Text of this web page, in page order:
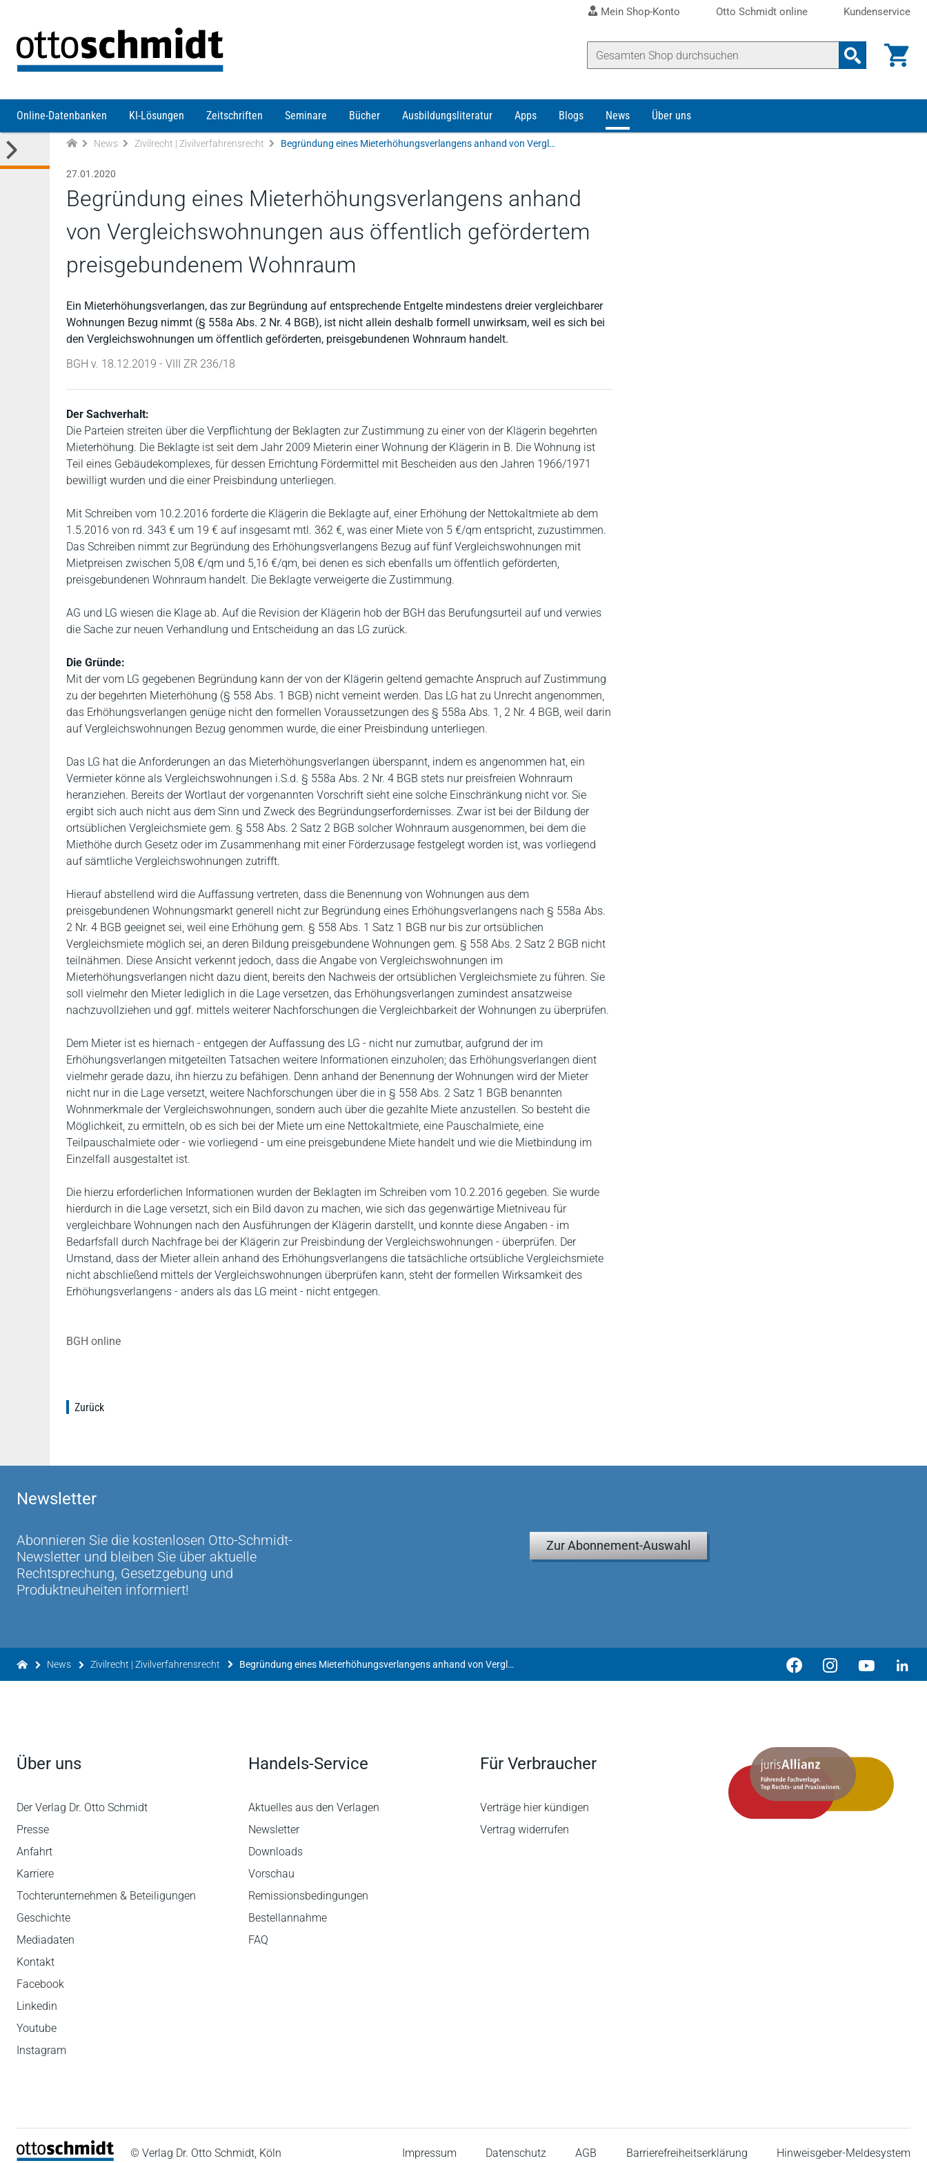
Mein Shop-Konto Otto Schmidt online Kundenservice
Online-Datenbanken KI-Lösungen Zeitschriften Seminare Bücher Ausbildungsliteratur Apps Blogs News Über uns
News Zivilrecht | Zivilverfahrensrecht Begründung eines Mieterhöhungsverlangens anhand von Vergleichswohnungen aus öffentlich gefördertem preisgebundenem Wohnraum
27.01.2020
Begründung eines Mieterhöhungsverlangens anhand
von Vergleichswohnungen aus öffentlich gefördertem
preisgebundenem Wohnraum
Ein Mieterhöhungsverlangen, das zur Begründung auf entsprechende Entgelte mindestens dreier vergleichbarer
Wohnungen Bezug nimmt (§ 558a Abs. 2 Nr. 4 BGB), ist nicht allein deshalb formell unwirksam, weil es sich bei
den Vergleichswohnungen um öffentlich geförderten, preisgebundenen Wohnraum handelt.
BGH v. 18.12.2019 - VIII ZR 236/18
Der Sachverhalt:
Die Parteien streiten über die Verpflichtung der Beklagten zur Zustimmung zu einer von der Klägerin begehrten
Mieterhöhung. Die Beklagte ist seit dem Jahr 2009 Mieterin einer Wohnung der Klägerin in B. Die Wohnung ist
Teil eines Gebäudekomplexes, für dessen Errichtung Fördermittel mit Bescheiden aus den Jahren 1966/1971
bewilligt wurden und die einer Preisbindung unterliegen.
Mit Schreiben vom 10.2.2016 forderte die Klägerin die Beklagte auf, einer Erhöhung der Nettokaltmiete ab dem
1.5.2016 von rd. 343 € um 19 € auf insgesamt mtl. 362 €, was einer Miete von 5 €/qm entspricht, zuzustimmen.
Das Schreiben nimmt zur Begründung des Erhöhungsverlangens Bezug auf fünf Vergleichswohnungen mit
Mietpreisen zwischen 5,08 €/qm und 5,16 €/qm, bei denen es sich ebenfalls um öffentlich geförderten,
preisgebundenen Wohnraum handelt. Die Beklagte verweigerte die Zustimmung.
AG und LG wiesen die Klage ab. Auf die Revision der Klägerin hob der BGH das Berufungsurteil auf und verwies
die Sache zur neuen Verhandlung und Entscheidung an das LG zurück.
Die Gründe:
Mit der vom LG gegebenen Begründung kann der von der Klägerin geltend gemachte Anspruch auf Zustimmung
zu der begehrten Mieterhöhung (§ 558 Abs. 1 BGB) nicht verneint werden. Das LG hat zu Unrecht angenommen,
das Erhöhungsverlangen genüge nicht den formellen Voraussetzungen des § 558a Abs. 1, 2 Nr. 4 BGB, weil darin
auf Vergleichswohnungen Bezug genommen wurde, die einer Preisbindung unterliegen.
Das LG hat die Anforderungen an das Mieterhöhungsverlangen überspannt, indem es angenommen hat, ein
Vermieter könne als Vergleichswohnungen i.S.d. § 558a Abs. 2 Nr. 4 BGB stets nur preisfreien Wohnraum
heranziehen. Bereits der Wortlaut der vorgenannten Vorschrift sieht eine solche Einschränkung nicht vor. Sie
ergibt sich auch nicht aus dem Sinn und Zweck des Begründungserfordernisses. Zwar ist bei der Bildung der
ortsüblichen Vergleichsmiete gem. § 558 Abs. 2 Satz 2 BGB solcher Wohnraum ausgenommen, bei dem die
Miethöhe durch Gesetz oder im Zusammenhang mit einer Förderzusage festgelegt worden ist, was vorliegend
auf sämtliche Vergleichswohnungen zutrifft.
Hierauf abstellend wird die Auffassung vertreten, dass die Benennung von Wohnungen aus dem
preisgebundenen Wohnungsmarkt generell nicht zur Begründung eines Erhöhungsverlangens nach § 558a Abs.
2 Nr. 4 BGB geeignet sei, weil eine Erhöhung gem. § 558 Abs. 1 Satz 1 BGB nur bis zur ortsüblichen
Vergleichsmiete möglich sei, an deren Bildung preisgebundene Wohnungen gem. § 558 Abs. 2 Satz 2 BGB nicht
teilnähmen. Diese Ansicht verkennt jedoch, dass die Angabe von Vergleichswohnungen im
Mieterhöhungsverlangen nicht dazu dient, bereits den Nachweis der ortsüblichen Vergleichsmiete zu führen. Sie
soll vielmehr den Mieter lediglich in die Lage versetzen, das Erhöhungsverlangen zumindest ansatzweise
nachzuvollziehen und ggf. mittels weiterer Nachforschungen die Vergleichbarkeit der Wohnungen zu überprüfen.
Dem Mieter ist es hiernach - entgegen der Auffassung des LG - nicht nur zumutbar, aufgrund der im
Erhöhungsverlangen mitgeteilten Tatsachen weitere Informationen einzuholen; das Erhöhungsverlangen dient
vielmehr gerade dazu, ihn hierzu zu befähigen. Denn anhand der Benennung der Wohnungen wird der Mieter
nicht nur in die Lage versetzt, weitere Nachforschungen über die in § 558 Abs. 2 Satz 1 BGB benannten
Wohnmerkmale der Vergleichswohnungen, sondern auch über die gezahlte Miete anzustellen. So besteht die
Möglichkeit, zu ermitteln, ob es sich bei der Miete um eine Nettokaltmiete, eine Pauschalmiete, eine
Teilpauschalmiete oder - wie vorliegend - um eine preisgebundene Miete handelt und wie die Mietbindung im
Einzelfall ausgestaltet ist.
Die hierzu erforderlichen Informationen wurden der Beklagten im Schreiben vom 10.2.2016 gegeben. Sie wurde
hierdurch in die Lage versetzt, sich ein Bild davon zu machen, wie sich das gegenwärtige Mietniveau für
vergleichbare Wohnungen nach den Ausführungen der Klägerin darstellt, und konnte diese Angaben - im
Bedarfsfall durch Nachfrage bei der Klägerin zur Preisbindung der Vergleichswohnungen - überprüfen. Der
Umstand, dass der Mieter allein anhand des Erhöhungsverlangens die tatsächliche ortsübliche Vergleichsmiete
nicht abschließend mittels der Vergleichswohnungen überprüfen kann, steht der formellen Wirksamkeit des
Erhöhungsverlangens - anders als das LG meint - nicht entgegen.
BGH online
Zurück
Newsletter
Abonnieren Sie die kostenlosen Otto-Schmidt-
Newsletter und bleiben Sie über aktuelle
Rechtsprechung, Gesetzgebung und
Produktneuheiten informiert!
Zur Abonnement-Auswahl
News Zivilrecht | Zivilverfahrensrecht Begründung eines Mieterhöhungsverlangens anhand von Vergleichswohnungen aus öffentlich gefördertem preisgebundenem Wohnraum
Über uns
Der Verlag Dr. Otto Schmidt
Presse
Anfahrt
Karriere
Tochterunternehmen & Beteiligungen
Geschichte
Mediadaten
Kontakt
Facebook
Linkedin
Youtube
Instagram
Handels-Service
Aktuelles aus den Verlagen
Newsletter
Downloads
Vorschau
Remissionsbedingungen
Bestellannahme
FAQ
Für Verbraucher
Verträge hier kündigen
Vertrag widerrufen
© Verlag Dr. Otto Schmidt, Köln Impressum Datenschutz AGB Barrierefreiheitserklärung Hinweisgeber-Meldesystem